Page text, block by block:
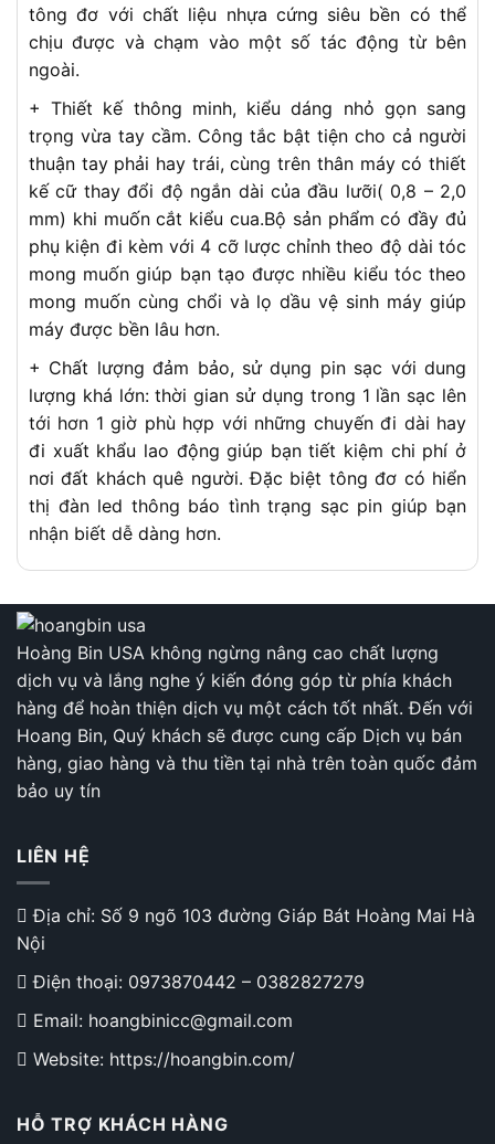
tông đơ với chất liệu nhựa cứng siêu bền có thể
chịu được và chạm vào một số tác động từ bên
ngoài.
+ Thiết kế thông minh, kiểu dáng nhỏ gọn sang
trọng vừa tay cầm. Công tắc bật tiện cho cả người
thuận tay phải hay trái, cùng trên thân máy có thiết
kế cữ thay đổi độ ngắn dài của đầu lưỡi( 0,8 – 2,0
mm) khi muốn cắt kiểu cua.Bộ sản phẩm có đầy đủ
phụ kiện đi kèm với 4 cỡ lược chỉnh theo độ dài tóc
mong muốn giúp bạn tạo được nhiều kiểu tóc theo
mong muốn cùng chổi và lọ dầu vệ sinh máy giúp
máy được bền lâu hơn.
+ Chất lượng đảm bảo, sử dụng pin sạc với dung
lượng khá lớn: thời gian sử dụng trong 1 lần sạc lên
tới hơn 1 giờ phù hợp với những chuyến đi dài hay
đi xuất khẩu lao động giúp bạn tiết kiệm chi phí ở
nơi đất khách quê người. Đặc biệt tông đơ có hiển
thị đàn led thông báo tình trạng sạc pin giúp bạn
nhận biết dễ dàng hơn.
Hoàng Bin USA không ngừng nâng cao chất lượng
dịch vụ và lắng nghe ý kiến đóng góp từ phía khách
hàng để hoàn thiện dịch vụ một cách tốt nhất. Đến với
Hoang Bin, Quý khách sẽ được cung cấp Dịch vụ bán
hàng, giao hàng và thu tiền tại nhà trên toàn quốc đảm
bảo uy tín
LIÊN HỆ
Địa chỉ: Số 9 ngõ 103 đường Giáp Bát Hoàng Mai Hà
Nội
Điện thoại: 0973870442 – 0382827279
Email: hoangbinicc@gmail.com
Website: https://hoangbin.com/
HỖ TRỢ KHÁCH HÀNG